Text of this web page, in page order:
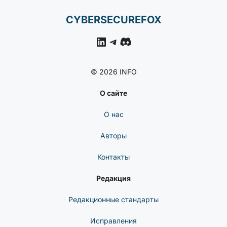
CYBERSECUREFOX
LinkedIn
Telegram
Discord
© 2026 INFO
О сайте
О нас
Авторы
Контакты
Редакция
Редакционные стандарты
Исправления